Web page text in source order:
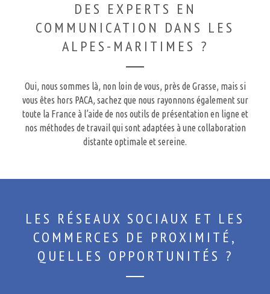
DES EXPERTS EN
COMMUNICATION DANS LES
ALPES-MARITIMES ?
Oui, nous sommes là, non loin de vous, près de Grasse, mais si
vous êtes hors PACA, sachez que nous rayonnons également sur
toute la France à l’aide de nos outils de présentation en ligne et
nos méthodes de travail qui sont adaptées à une collaboration
distante optimale et sereine.
LES RÉSEAUX SOCIAUX ET LES
COMMERCES DE PROXIMITÉ,
QUELLES OPPORTUNITÉS ?